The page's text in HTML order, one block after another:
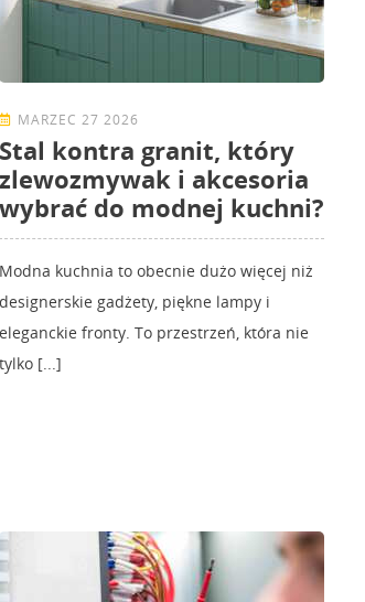
MARZEC 27 2026
Stal kontra granit, który
zlewozmywak i akcesoria
wybrać do modnej kuchni?
Modna kuchnia to obecnie dużo więcej niż
designerskie gadżety, piękne lampy i
eleganckie fronty. To przestrzeń, która nie
tylko [...]